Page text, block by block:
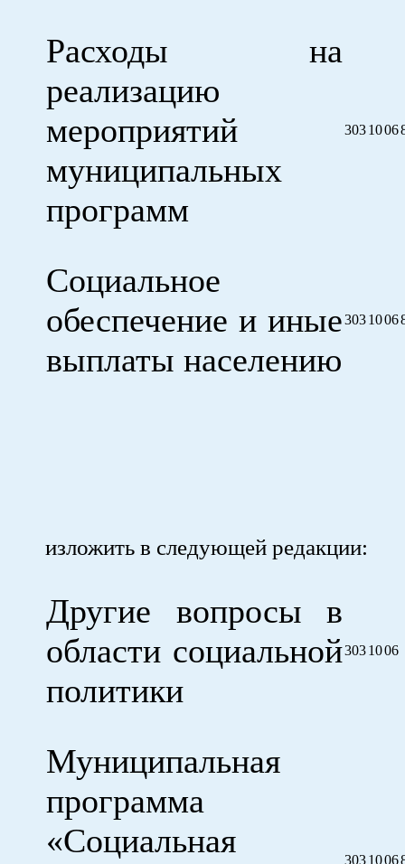
Расходы на
реализацию
мероприятий
муниципальных
программ
3031006
Социальное
обеспечение и иные
выплаты населению
3031006
изложить в следующей редакции:
Другие вопросы в
области социальной
политики
3031006
Муниципальная
программа
«Социальная
3031006